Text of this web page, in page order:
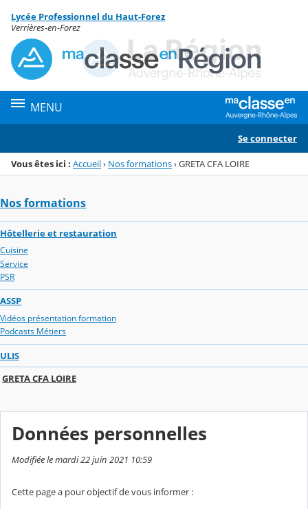
Menu de la rubrique
Contenu
Lycée Professionnel du Haut-Forez
Verrières-en-Forez
MENU
Se connecter
Vous êtes ici : Accueil› Nos formations›GRETA CFA LOIRE
Nos formations
Hôtellerie et restauration
Cuisine
Service
PSR
ASSP
Vidéos présentation formation
Podcasts Métiers
ULIS
GRETA CFA LOIRE
Données personnelles
Modifiée le mardi 22 juin 2021 10:59
Cette page a pour objectif de vous informer :